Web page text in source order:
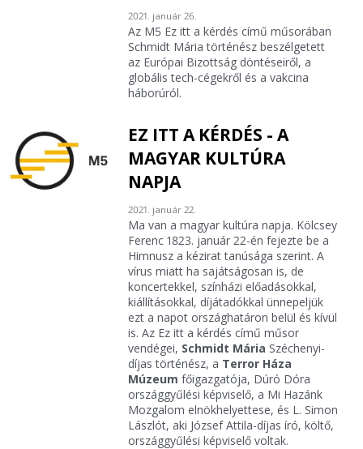
2021. január 26.
Az M5 Ez itt a kérdés című műsorában
Schmidt Mária történész beszélgetett
az Európai Bizottság döntéseiről, a
globális tech-cégekről és a vakcina
háborúról.
EZ ITT A KÉRDÉS - A
MAGYAR KULTÚRA
NAPJA
2021. január 22.
Ma van a magyar kultúra napja. Kölcsey
Ferenc 1823. január 22-én fejezte be a
Himnusz a kézirat tanúsága szerint. A
vírus miatt ha sajátságosan is, de
koncertekkel, színházi előadásokkal,
kiállításokkal, díjátadókkal ünnepeljük
ezt a napot országhatáron belül és kívül
is. Az Ez itt a kérdés című műsor
vendégei, Schmidt Mária Széchenyi-
díjas történész, a Terror Háza
Múzeum főigazgatója, Dúró Dóra
országgyűlési képviselő, a Mi Hazánk
Mozgalom elnökhelyettese, és L. Simon
Lászlót, aki József Attila-díjas író, költő,
országgyűlési képviselő voltak.